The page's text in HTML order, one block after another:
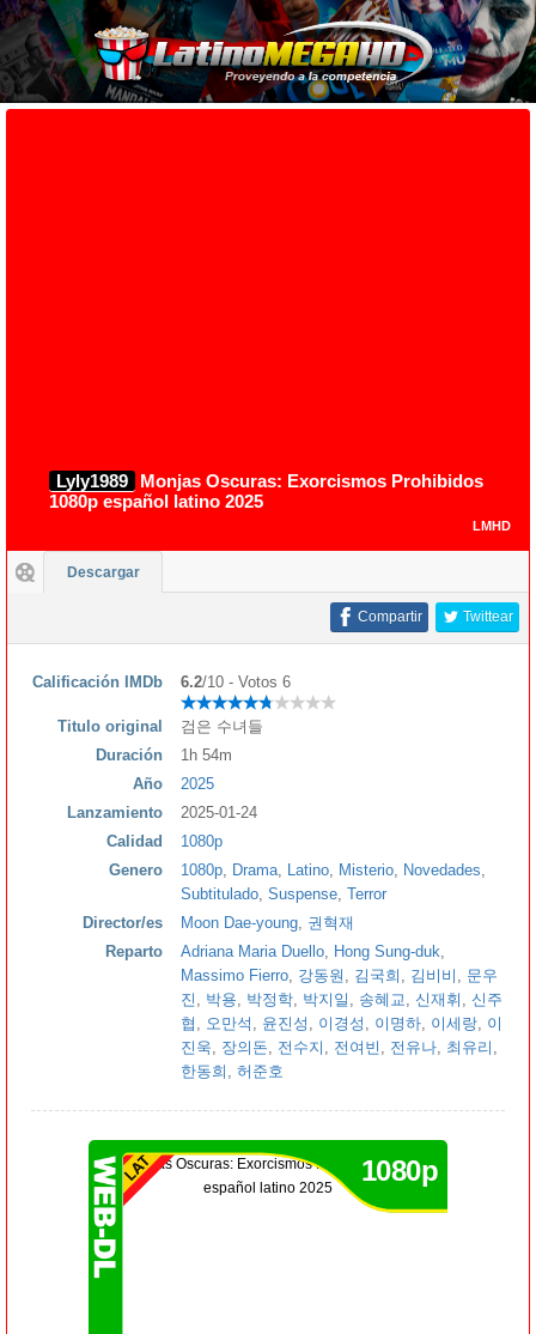
Lyly1989
Monjas Oscuras: Exorcismos Prohibidos
1080p español latino 2025
LMHD
Descargar
Twittear
Compartir
Calificación IMDb 6.2/10 - Votos 6
Titulo original
검은 수녀들
Duración
1h 54m
Año
2025
Lanzamiento
2025-01-24
Calidad
1080p
Genero
1080p Drama Latino Misterio Novedades
Subtitulado Suspense Terror
Director/es
Moon Dae-young 권혁재
Reparto
Adriana Maria Duello Hong Sung-duk
Massimo Fierro 강동원 김국희 김비비
문우
진
박용 박정학 박지일 송혜교 신재휘
신주
협
오만석 윤진성 이경성 이명하 이세랑 이
진욱
장의돈 전수지 전여빈 전유나 최유리
한동희
허준호
1080p